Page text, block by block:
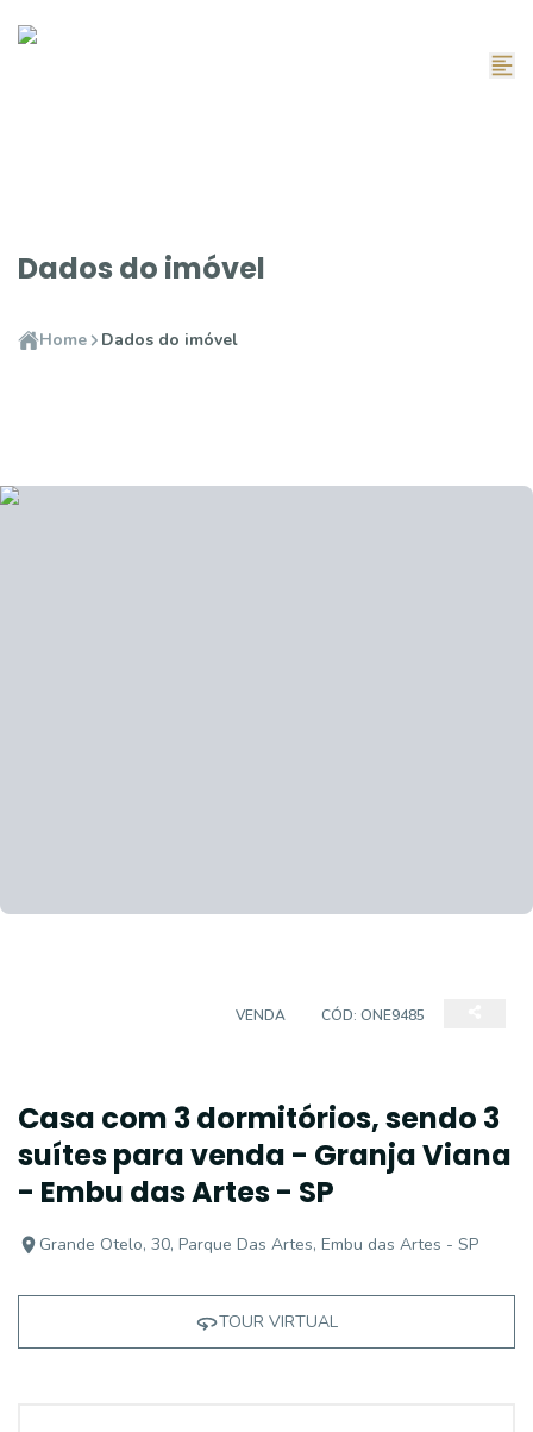
Dados do imóvel
Home Dados do imóvel
VENDA CÓD: ONE9485
Casa com 3 dormitórios, sendo 3
suítes para venda - Granja Viana
- Embu das Artes - SP
Grande Otelo, 30, Parque Das Artes, Embu das Artes - SP
TOUR VIRTUAL